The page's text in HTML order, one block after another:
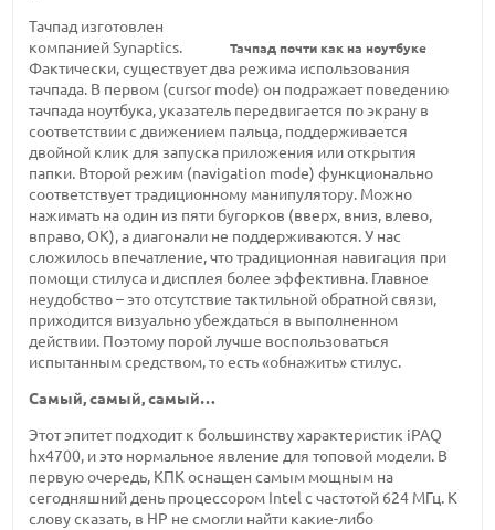
Тачпад почти как на ноутбуке
Тачпад изготовлен
компанией Synaptics.
Фактически, существует два режима использования
тачпада. В первом (cursor mode) он подражает поведению
тачпада ноутбука, указатель передвигается по экрану в
соответствии с движением пальца, поддерживается
двойной клик для запуска приложения или открытия
папки. Второй режим (navigation mode) функционально
соответствует традиционному манипулятору. Можно
нажимать на один из пяти бугорков (вверх, вниз, влево,
вправо, OK), а диагонали не поддерживаются. У нас
сложилось впечатление, что традиционная навигация при
помощи стилуса и дисплея более эффективна. Главное
неудобство – это отсутствие тактильной обратной связи,
приходится визуально убеждаться в выполненном
действии. Поэтому порой лучше воспользоваться
испытанным средством, то есть «обнажить» стилус.
Самый, самый, самый…
Этот эпитет подходит к большинству характеристик iPAQ
hx4700, и это нормальное явление для топовой модели. В
первую очередь, КПК оснащен самым мощным на
сегодняшний день процессором Intel с частотой 624 МГц. К
слову сказать, в HP не смогли найти какие-либо